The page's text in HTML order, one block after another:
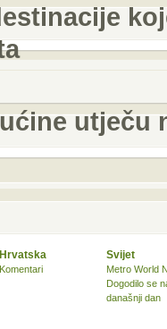
utječu
Hrvatska
Komentari
Svijet
Metro World
Dogodilo se
današnji dan